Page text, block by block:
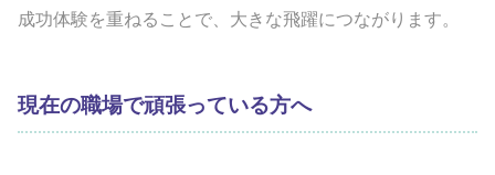
成功体験を重ねることで、大きな飛躍につながります。
現在の職場で頑張っている方へ